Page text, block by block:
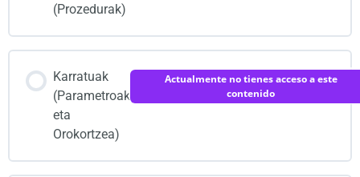
(Prozedurak)
Karratuak
(Parametroak
eta
Orokortzea)
Actualmente no tienes acceso a este
contenido